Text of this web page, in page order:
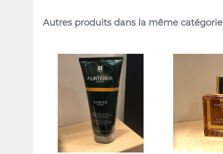
Autres produits dans la même catégorie